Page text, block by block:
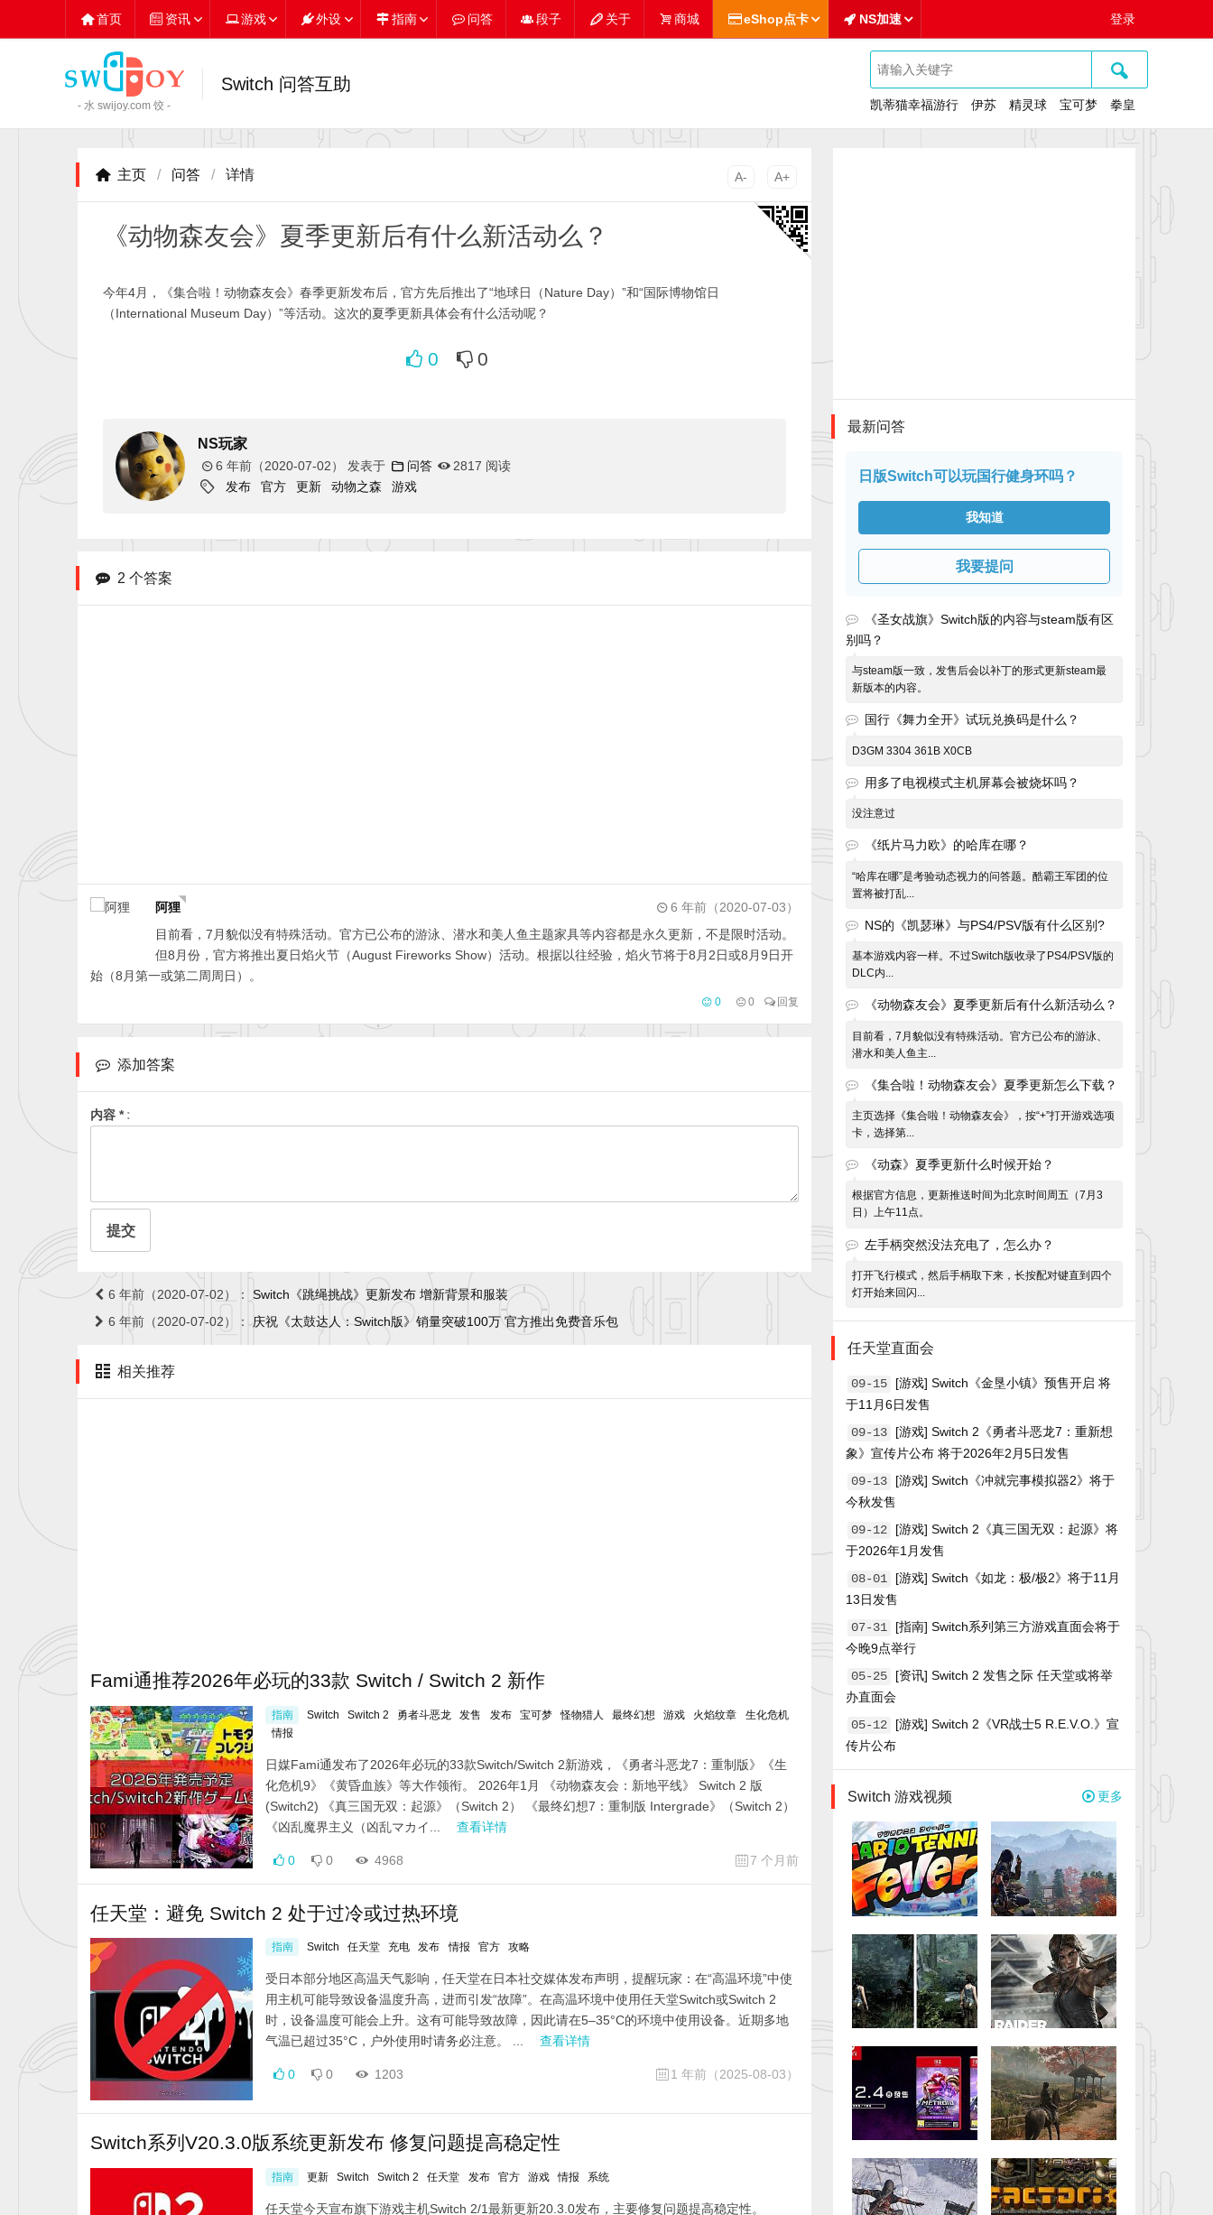
- 水 swijoy.com 饺 -
Switch 问答互助
🔍
凯蒂猫幸福游行 伊苏 精灵球 宝可梦 拳皇
首页 资讯 游戏 外设 指南 问答 段子 关于 商城 eShop点卡 NS加速 登录
主页 / 问答 / 详情 A- A+
《动物森友会》夏季更新后有什么新活动么？
今年4月，《集合啦！动物森友会》春季更新发布后，官方先后推出了“地球日（Nature Day）”和“国际博物馆日
（International Museum Day）”等活动。这次的夏季更新具体会有什么活动呢？
0 0
NS玩家
6 年前（2020-07-02） 发表于 问答
2817 阅读
发布
官方 更新 动物之森 游戏
2 个答案
阿狸
6 年前（2020-07-03）
目前看，7月貌似没有特殊活动。官方已公布的游泳、潜水和美人鱼主题家具等内容都是永久更新，不是限时活动。
但8月份，官方将推出夏日焰火节（August Fireworks Show）活动。根据以往经验，焰火节将于8月2日或8月9日开
始（8月第一或第二周周日）。
0 0 回复
添加答案
内容 *
提交
6 年前（2020-07-02）：Switch《跳绳挑战》更新发布 增新背景和服装
6 年前（2020-07-02）：庆祝《太鼓达人：Switch版》销量突破100万 官方推出免费音乐包
相关推荐
Fami通推荐2026年必玩的33款 Switch / Switch 2 新作
指南 Switch Switch 2 勇者斗恶龙 发售 发布 宝可梦 怪物猎人 最终幻想 游戏 火焰纹章
生化危机
情报
日媒Fami通发布了2026年必玩的33款Switch/Switch 2新游戏，《勇者斗恶龙7：重制版》《生
化危机9》《黄昏血族》等大作领衔。 2026年1月 《动物森友会：新地平线》 Switch 2 版
(Switch2) 《真三国无双：起源》（Switch 2） 《最终幻想7：重制版 Intergrade》（Switch 2）
《凶乱魔界主义（凶乱マカイ...
查看详情
0 0 4968 7 个月前
任天堂：避免 Switch 2 处于过冷或过热环境
指南 Switch 任天堂 充电 发布 情报 官方 攻略
受日本部分地区高温天气影响，任天堂在日本社交媒体发布声明，提醒玩家：在“高温环境”中使
用主机可能导致设备温度升高，进而引发“故障”。在高温环境中使用任天堂Switch或Switch 2
时，设备温度可能会上升。这有可能导致故障，因此请在5–35°C的环境中使用设备。近期多地
气温已超过35°C，户外使用时请务必注意。 ...
查看详情
0 0 1203 1 年前（2025-08-03）
Switch系列V20.3.0版系统更新发布 修复问题提高稳定性
指南 更新 Switch Switch 2 任天堂 发布 官方 游戏 情报 系统
任天堂今天宣布旗下游戏主机Switch 2/1最新更新20.3.0发布，主要修复问题提高稳定性。
最新问答
日版Switch可以玩国行健身环吗？
我知道
我要提问
《圣女战旗》Switch版的内容与steam版有区
别吗？
与steam版一致，发售后会以补丁的形式更新steam最
新版本的内容。
国行《舞力全开》试玩兑换码是什么？
D3GM 3304 361B X0CB
用多了电视模式主机屏幕会被烧坏吗？
没注意过
《纸片马力欧》的哈库在哪？
“哈库在哪”是考验动态视力的问答题。酷霸王军团的位
置将被打乱...
NS的《凯瑟琳》与PS4/PSV版有什么区别?
基本游戏内容一样。不过Switch版收录了PS4/PSV版的
DLC内...
《动物森友会》夏季更新后有什么新活动么？
目前看，7月貌似没有特殊活动。官方已公布的游泳、
潜水和美人鱼主...
《集合啦！动物森友会》夏季更新怎么下载？
主页选择《集合啦！动物森友会》，按“+”打开游戏选项
卡，选择第...
《动森》夏季更新什么时候开始？
根据官方信息，更新推送时间为北京时间周五（7月3
日）上午11点。
左手柄突然没法充电了，怎么办？
打开飞行模式，然后手柄取下来，长按配对键直到四个
灯开始来回闪...
任天堂直面会
09-15
[游戏] Switch《金垦小镇》预售开启 将
于11月6日发售
09-13
[游戏] Switch 2《勇者斗恶龙7：重新想
象》宣传片公布 将于2026年2月5日发售
09-13
[游戏] Switch《冲就完事模拟器2》将于
今秋发售
09-12
[游戏] Switch 2《真三国无双：起源》将
于2026年1月发售
08-01
[游戏] Switch《如龙：极/极2》将于11月
13日发售
07-31
[指南] Switch系列第三方游戏直面会将于
今晚9点举行
05-25
[资讯] Switch 2 发售之际 任天堂或将举
办直面会
05-12
[游戏] Switch 2《VR战士5 R.E.V.O.》宣
传片公布
Switch 游戏视频 更多